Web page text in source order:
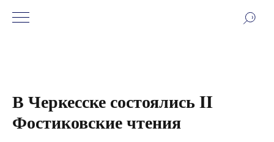
В Черкесске состоялись II
Фостиковские чтения